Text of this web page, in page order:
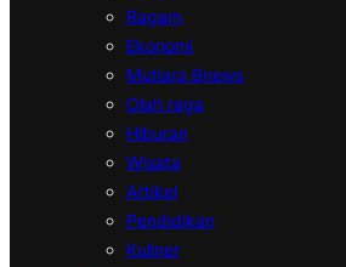
Ragam
Ekonomi
Mutiara Bnews
Olah raga
Hiburan
Wisata
Artikel
Pendidikan
Kuliner